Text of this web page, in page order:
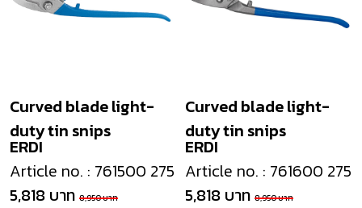
ERDI
Curved blade light-
duty tin snips
Article no. : 761500 275
5,818 บาท 8,950 บาท
ERDI
Curved blade light-
duty tin snips
Article no. : 761600 275
5,818 บาท 8,950 บาท